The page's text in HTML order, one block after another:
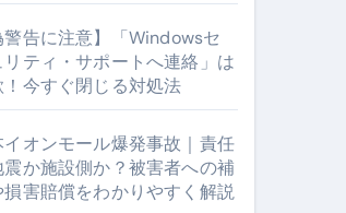
#健康 #雑学 #ナレーター #小林将大
警告に注意】「Windowsセ
リティ・サポートへ連絡」は
！今すぐ閉じる対処法
イオンモール爆発事故｜責任
震か施設側か？被害者への補
損害賠償をわかりやすく解説